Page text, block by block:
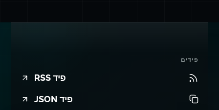
פידים
פיד RSS
פיד JSON